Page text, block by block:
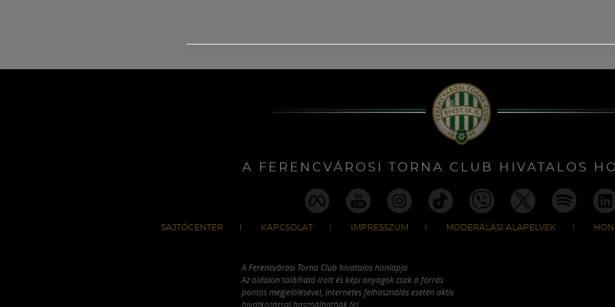
A FERENCVÁROSI TORNA CLUB HIVATALOS
SAJTÓCENTER KAPCSOLAT IMPRESSZUM MODERÁLÁSI ALAPELVEK
A Ferencvárosi Torna Club hivatalos honlapja
Az oldalon található írott és képi anyagok csak a forrás
pontos megjelölésével, internetes felhasználás esetén aktív
hivatkozással használhatóak fel.